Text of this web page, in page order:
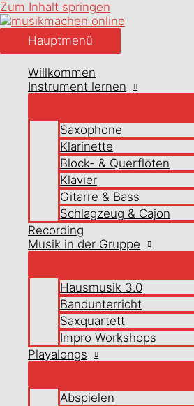
Zum Inhalt springen
Hauptmenü
Willkommen
Instrument lernen
Saxophone
Klarinette
Block- & Querflöten
Klavier
Gitarre & Bass
Schlagzeug & Cajon
Recording
Musik in der Gruppe
Hausmusik 3.0
Bandunterricht
Saxquartett
Impro Workshops
Playalongs
Abspielen